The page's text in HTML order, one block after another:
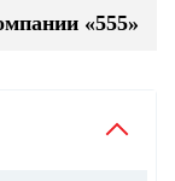
«555»